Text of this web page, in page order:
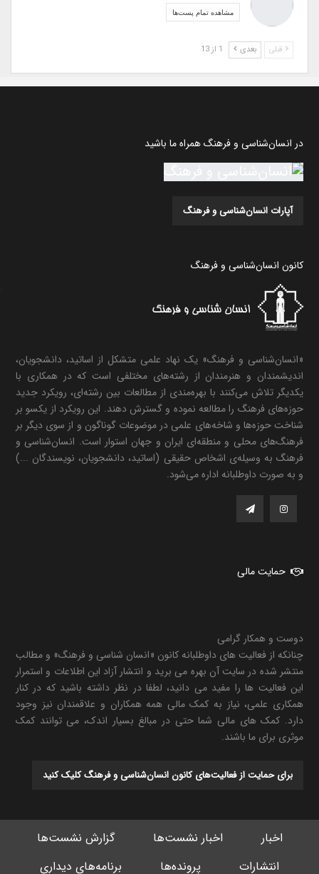
مشاهده تمام پست‌ها
قبلی بعدی
در انسان‌شناسی و فرهنگ همراه ما باشید
آپارات انسان‌شناسی و فرهنگ
کانون انسان‌شناسی و فرهنگ
«انسان‌شناسی و فرهنگ» یک نهاد علمی متشکل از اساتید، دانشجویان،
اندیشمندان و هنرمندان از رشته‌های مختلفی است که در همکاری با
یکدیگر تلاش می‌کنند با بهره‌مندی از مطالعات بین رشته‌ای، رویکرد جدید
حوزه‌های فرهنگ را مطالعه نموده و گسترش دهند. این رویکرد از یکسو بر
شناخت حوزه‌ها و شاخه‌های علمی در موضوعات گوناگون و از سوی دیگر بر
فرهنگ‌های محلی و منطقه‌ای ایران و جهان استوار است. انسان‌شناسی و
فرهنگ به وسیله‌ی اشخاص حقیقی (اساتید، دانشجویان، نویسندگان ...)
و به صورت داوطلبانه اداره می‌شود.
حمایت مالی
دوست و همکار گرامی
چنانکه از فعالیت های داوطلبانه کانون «انسان شناسی و فرهنگ» و مطالب
منتشر شده در سایت آن بهره می برید و انتشار آزاد این اطلاعات و استمرار
این فعالیت ها را مفید می دانید، لطفا در نظر داشته باشید که در کنار
همکاری علمی، نیاز به کمک مالی همه همکاران و علاقمندان نیز وجود
دارد. کمک های مالی شما حتی در مبالغ بسیار اندک، می توانند کمک
موثری برای ما باشند.
برای حمایت از فعالیت‌های کانون انسان‌شناسی و فرهنگ کلیک کنید
اخبار اخبار نشست‌ها
گزارش نشست‌ها
انتشارات
پرونده‌ها برنامه‌های دیداری